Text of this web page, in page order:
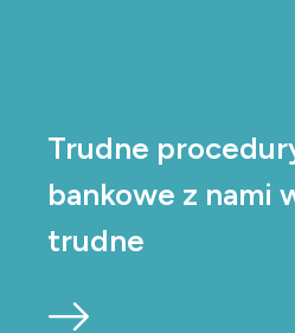
Trudne
bankowe z nami
trudne